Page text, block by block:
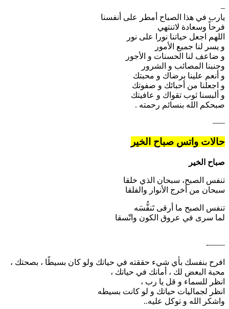
–
يارب في هذا الصباح أمطر على أنفسنا
‏فرحاً وسعادة لاتنتهي
‏اللهم اجعل حياتنا نورا على نور
‏و يسر لنا جميع الأمور
‏و ضاعف لنا الحسنات و الأجور
‏وجنبنا المصائب و الشرور
‏و أنعم علينا برضاك و محبتك
‏و اجعلنا من أحبائك و صفوتك
‏و ألبسنا ثوب تقواك و عافيتك
‏صبحكم الله بنسائم رحمته .
—–
حالات واتس صباح الخير
صباح الخير
تنفس الصبح، سبحان الذي خلقا
‏سبحان من أخرج الأنوار والفلقا
‏تنفس الصبح ما أرقى تَنفُّسَه
‏لما سرى في عروق الكون واتّسقا
——-
‏افرح بنفسك بأي شيء حققته في حياتك ولو كان بسيطًا ، بصحتك ،
محبة البعض لك ، أمانك في حياتك ،
‏انظر للسماء و قل يا رب ،
‏انظر لجماليات حياتك و لو كانت بسيطه
‏واشكر الله و توكل عليه..